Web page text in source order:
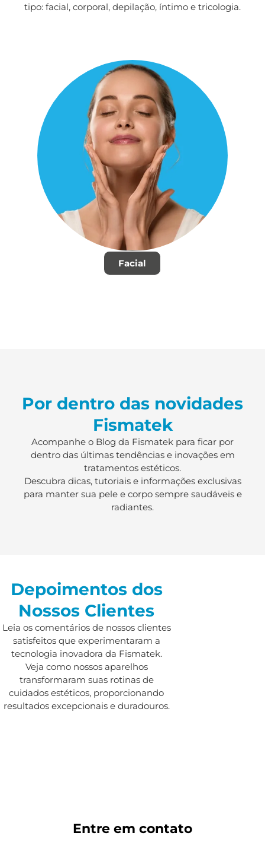
tipo: facial, corporal, depilação, íntimo e tricologia.
Facial
Por dentro das novidades
Fismatek
Acompanhe o Blog da Fismatek para ficar por
dentro das últimas tendências e inovações em
tratamentos estéticos.
Descubra dicas, tutoriais e informações exclusivas
para manter sua pele e corpo sempre saudáveis e
radiantes.
Depoimentos dos
Nossos Clientes
Leia os comentários de nossos clientes
satisfeitos que experimentaram a
tecnologia inovadora da Fismatek.
Veja como nossos aparelhos
transformaram suas rotinas de
cuidados estéticos, proporcionando
resultados excepcionais e duradouros.
Entre em contato